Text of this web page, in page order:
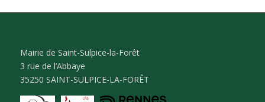
Mairie de Saint-Sulpice-la-Forêt
3 rue de l’Abbaye
35250 SAINT-SULPICE-LA-FORÊT